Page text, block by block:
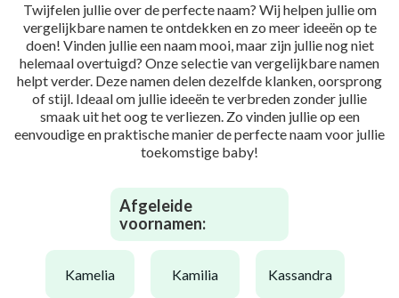
Twijfelen jullie over de perfecte naam? Wij helpen jullie om
vergelijkbare namen te ontdekken en zo meer ideeën op te
doen! Vinden jullie een naam mooi, maar zijn jullie nog niet
helemaal overtuigd? Onze selectie van vergelijkbare namen
helpt verder. Deze namen delen dezelfde klanken, oorsprong
of stijl. Ideaal om jullie ideeën te verbreden zonder jullie
smaak uit het oog te verliezen. Zo vinden jullie op een
eenvoudige en praktische manier de perfecte naam voor jullie
toekomstige baby!
Afgeleide
voornamen:
kamelia kamilia kassandra